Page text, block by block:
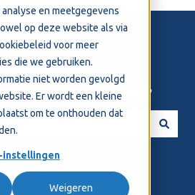
en meetgegevens
op deze website als via
voor meer
die we gebruiken.
niet worden gevolgd
Er wordt een kleine
om te onthouden dat
instellingen
Weigeren
we je helpen?